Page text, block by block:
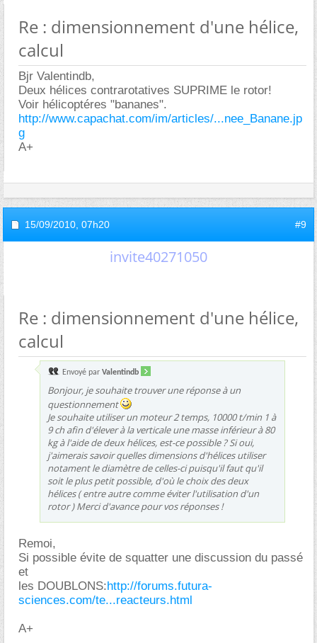
Re : dimensionnement d'une hélice,
calcul
Bjr Valentindb,
Deux hélices contrarotatives SUPRIME le rotor!
Voir hélicoptéres "bananes".
http://www.capachat.com/im/articles/...nee_Banane.jp
g
A+
15/09/2010, 07h20 #9
invite40271050
Re : dimensionnement d'une hélice,
calcul
Envoyé par Valentindb
Bonjour, je souhaite trouver une réponse à un
questionnement
Je souhaite utiliser un moteur 2 temps, 10000 t/min 1 à
9 ch afin d'élever à la verticale une masse inférieur à 80
kg à l'aide de deux hélices, est-ce possible ? Si oui,
j'aimerais savoir quelles dimensions d'hélices utiliser
notament le diamètre de celles-ci puisqu'il faut qu'il
soit le plus petit possible, d'où le choix des deux
hélices ( entre autre comme éviter l'utilisation d'un
rotor ) Merci d'avance pour vos réponses !
Remoi,
Si possible évite de squatter une discussion du passé
et
les DOUBLONS:http://forums.futura-
sciences.com/te...reacteurs.html
A+